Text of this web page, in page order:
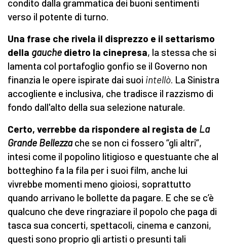
condito dalla grammatica dei buoni sentimenti
verso il potente di turno.
Una frase che rivela il disprezzo e il settarismo
della gauche dietro la cinepresa, la stessa che si
lamenta col portafoglio gonfio se il Governo non
finanzia le opere ispirate dai suoi intellò. La Sinistra
accogliente e inclusiva, che tradisce il razzismo di
fondo dall'alto della sua selezione naturale.
Certo, verrebbe da rispondere al regista de La
Grande Bellezza che se non ci fossero “gli altri”,
intesi come il popolino litigioso e questuante che al
botteghino fa la fila per i suoi film, anche lui
vivrebbe momenti meno gioiosi, soprattutto
quando arrivano le bollette da pagare. E che se c’è
qualcuno che deve ringraziare il popolo che paga di
tasca sua concerti, spettacoli, cinema e canzoni,
questi sono proprio gli artisti o presunti tali